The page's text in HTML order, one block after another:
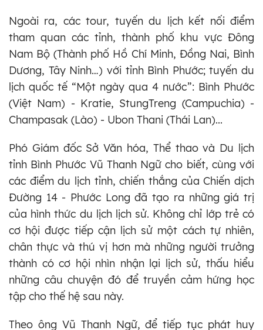
Ngoài ra, các tour, tuyến du lịch kết nối điểm
tham quan các tỉnh, thành phố khu vực Đông
Nam Bộ (Thành phố Hồ Chí Minh, Đồng Nai, Bình
Dương, Tây Ninh…) với tỉnh Bình Phước; tuyến du
lịch quốc tế “Một ngày qua 4 nước”: Bình Phước
(Việt Nam) - Kratie, StungTreng (Campuchia) -
Champasak (Lào) - Ubon Thani (Thái Lan)...
Phó Giám đốc Sở Văn hóa, Thể thao và Du lịch
tỉnh Bình Phước Vũ Thanh Ngữ cho biết, cùng với
các điểm du lịch tỉnh, chiến thắng của Chiến dịch
Đường 14 - Phước Long đã tạo ra những giá trị
của hình thức du lịch lịch sử. Không chỉ lớp trẻ có
cơ hội được tiếp cận lịch sử một cách tự nhiên,
chân thực và thú vị hơn mà những người trưởng
thành có cơ hội nhìn nhận lại lịch sử, thấu hiểu
những câu chuyện đó để truyền cảm hứng học
tập cho thế hệ sau này.
Theo ông Vũ Thanh Ngữ, để tiếp tục phát huy